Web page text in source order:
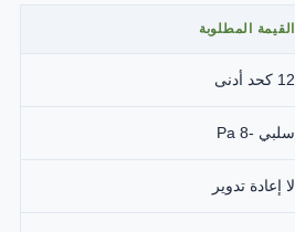
القيمة المطلوبة
12 كحد أدنى
سلبي -8 Pa
لا إعادة تدوير